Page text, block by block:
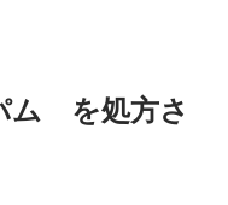
ム を処方さ